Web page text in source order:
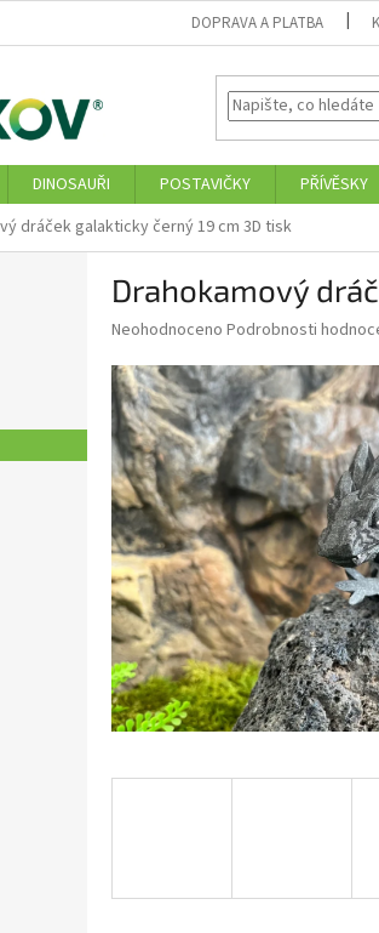
DOPRAVA A PLATBA
DINOSAUŘI POSTAVIČKY PŘÍVĚSKY
dráček galakticky černý 19 cm 3D tisk
Drahokamový
Průměrné
produktu
je
0,0
z
5
hvězdiček.
Neohodnoceno Podrobnosti